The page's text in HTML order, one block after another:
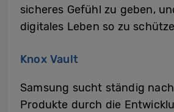
sicheres Gefühl zu geben,
digitales Leben so zu
Knox Vault
Samsung sucht ständig
Produkte durch die